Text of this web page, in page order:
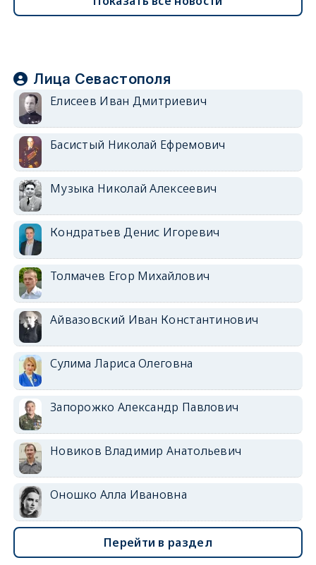
Лица Севастополя
Елисеев Иван Дмитриевич
Басистый Николай Ефремович
Музыка Николай Алексеевич
Кондратьев Денис Игоревич
Толмачев Егор Михайлович
Айвазовский Иван Константинович
Сулима Лариса Олеговна
Запорожко Александр Павлович
Новиков Владимир Анатольевич
Оношко Алла Ивановна
Перейти в раздел